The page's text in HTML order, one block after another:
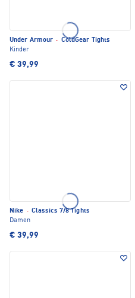
Under Armour · ColdGear Tights
Kinder
€ 39,99
Nike · Classics 7/8 Tights
Damen
€ 39,99